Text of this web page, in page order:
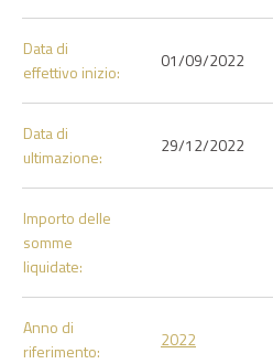
Data di
effettivo inizio:
01/09/2022
Data di
ultimazione:
29/12/2022
Importo delle
somme
liquidate:
Anno di
riferimento:
2022